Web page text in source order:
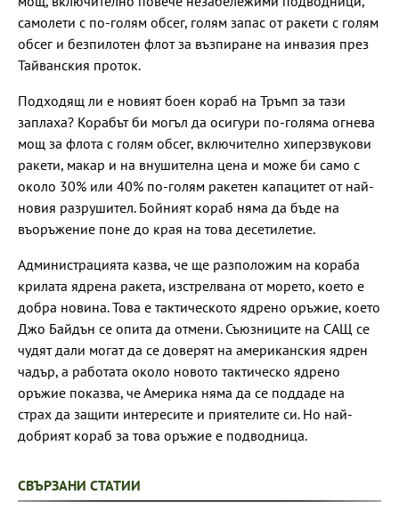
самолети с по-голям обсег, голям запас от ракети с голям
обсег и безпилотен флот за възпиране на инвазия през
Тайванския проток.
Подходящ ли е новият боен кораб на Тръмп за тази
заплаха? Корабът би могъл да осигури по-голяма огнева
мощ за флота с голям обсег, включително хиперзвукови
ракети, макар и на внушителна цена и може би само с
около 30% или 40% по-голям ракетен капацитет от най-
новия разрушител. Бойният кораб няма да бъде на
въоръжение поне до края на това десетилетие.
Администрацията казва, че ще разположим на кораба
крилата ядрена ракета, изстрелвана от морето, което е
добра новина. Това е тактическото ядрено оръжие, което
Джо Байдън се опита да отмени. Съюзниците на САЩ се
чудят дали могат да се доверят на американския ядрен
чадър, а работата около новото тактическо ядрено
оръжие показва, че Америка няма да се поддаде на
страх да защити интересите и приятелите си. Но най-
добрият кораб за това оръжие е подводница.
СВЪРЗАНИ СТАТИИ